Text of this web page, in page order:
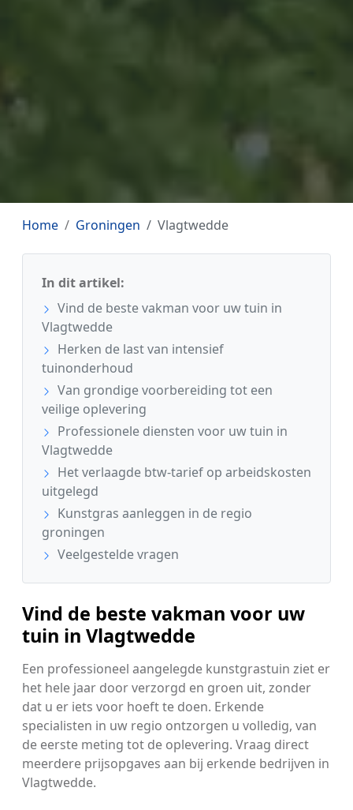
Home Groningen Vlagtwedde
In dit artikel:
Vind de beste vakman voor uw tuin in
Vlagtwedde
Herken de last van intensief
tuinonderhoud
Van grondige voorbereiding tot een
veilige oplevering
Professionele diensten voor uw tuin in
Vlagtwedde
Het verlaagde btw-tarief op arbeidskosten
uitgelegd
Kunstgras aanleggen in de regio
groningen
Veelgestelde vragen
Vind de beste vakman voor uw
tuin in Vlagtwedde
Een professioneel aangelegde kunstgrastuin ziet er
het hele jaar door verzorgd en groen uit, zonder
dat u er iets voor hoeft te doen. Erkende
specialisten in uw regio ontzorgen u volledig, van
de eerste meting tot de oplevering. Vraag direct
meerdere prijsopgaves aan bij erkende bedrijven in
Vlagtwedde.